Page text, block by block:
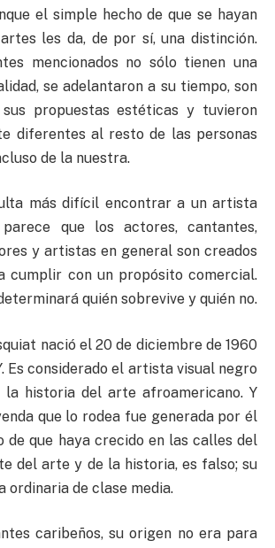
el simple hecho de que se hayan
les da, de por sí, una distinción.
mencionados no sólo tienen una
se adelantaron a su tiempo, son
propuestas estéticas y tuvieron
diferentes al resto de las personas
de la nuestra.
más difícil encontrar a un artista
que los actores, cantantes,
y artistas en general son creados
cumplir con un propósito comercial.
quién sobrevive y quién no.
nació el 20 de diciembre de 1960
Es considerado el artista visual negro
la historia del arte afroamericano. Y
que lo rodea fue generada por él
de que haya crecido en las calles del
del arte y de la historia, es falso; su
ordinaria de clase media.
caribeños, su origen no era para